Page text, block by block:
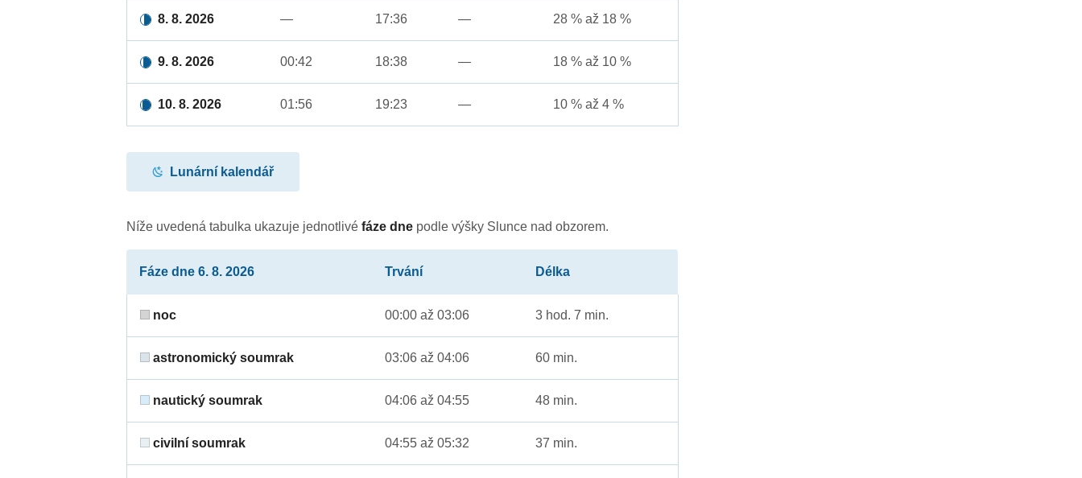
8. 8. 2026 — 17:36 — 28 % až 18 %
9. 8. 2026 00:42 18:38 — 18 % až 10 %
10. 8. 2026 01:56 19:23 — 10 % až 4 %
Lunární kalendář
Níže uvedená tabulka ukazuje jednotlivéfáze dne podle výšky Slunce nad obzorem.
Fáze dne 6. 8. 2026 Trvání Délka
noc 00:00 až 03:06 3 hod. 7 min.
astronomický soumrak 03:06 až 04:06 60 min.
nautický soumrak 04:06 až 04:55 48 min.
civilní soumrak 04:55 až 05:32 37 min.